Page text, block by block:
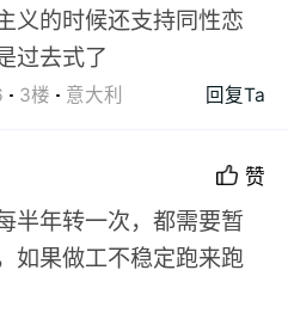
义的时候还支持同性恋
过去式了
3楼 意大利 回复Ta
赞
半年转一次，都需要暂
如果做工不稳定跑来跑